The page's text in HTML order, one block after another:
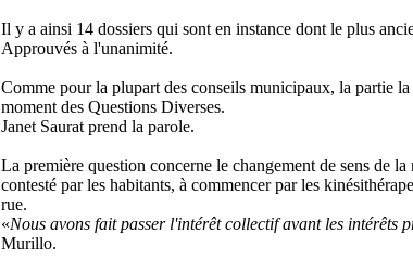
Il y a ainsi 14 dossiers qui sont en instance dont le plus
Approuvés à l'unanimité.
Comme pour la plupart des conseils municipaux, la partie la
moment des Questions Diverses.
Janet Saurat prend la parole.
La première question concerne le changement de sens de
contesté par les habitants, à commencer par les
rue.
«Nous avons fait passer l'intérêt collectif avant les intérêts
Murillo.